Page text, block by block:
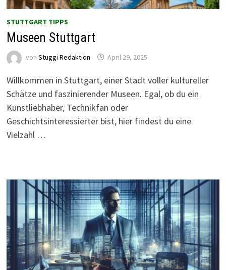
STUTTGART TIPPS
Museen Stuttgart
von Stuggi Redaktion April 29, 2025
Willkommen in Stuttgart, einer Stadt voller kultureller
Schätze und faszinierender Museen. Egal, ob du ein
Kunstliebhaber, Technikfan oder
Geschichtsinteressierter bist, hier findest du eine
Vielzahl …